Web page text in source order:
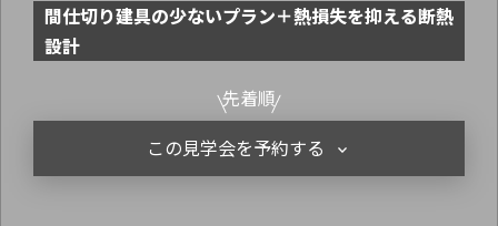
間仕切り建具の少ないプラン＋熱損失を抑える断熱
設計
先着順
この見学会を予約する